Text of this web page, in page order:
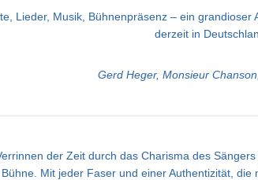
Lieder, Musik, Bühnenpräsenz – ein grandioser
derzeit in
Gerd Heger, Monsieur
der Zeit durch das Charisma des
Mit jeder Faser und einer Authentizität, die